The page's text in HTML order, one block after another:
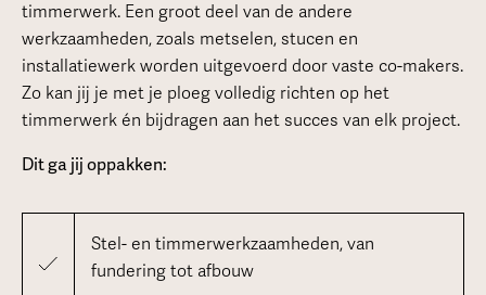
timmerwerk. Een groot deel van de andere
werkzaamheden, zoals metselen, stucen en
installatiewerk worden uitgevoerd door vaste co-makers.
Zo kan jij je met je ploeg volledig richten op het
timmerwerk én bijdragen aan het succes van elk project.
Dit ga jij oppakken:
Stel- en timmerwerkzaamheden, van
fundering tot afbouw